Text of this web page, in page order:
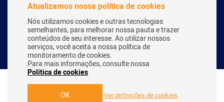
Copyright Webitcoin 2018 - Todos os Direitos Reservados
Desenvolvido por: Herick Correa
Atualizamos nossa política de cookies
Nós utilizamos cookies e outras tecnologias
semelhantes, para melhorar nossa pauta e trazer
conteúdos de seu interesse. Ao utilizar nossos
serviços, você aceita a nossa política de
monitoramento de cookies.
Para mais informações, consulte nossa
Política de cookies
OK Ver definições de cookies